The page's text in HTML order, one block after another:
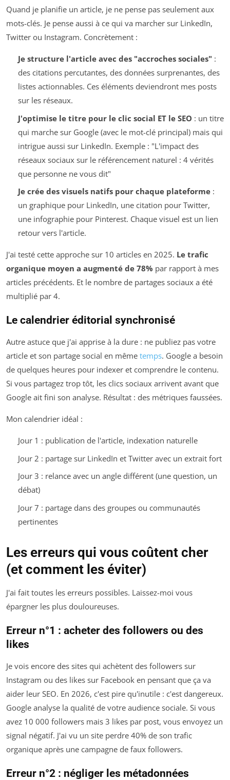
Quand je planifie un article, je ne pense pas seulement aux
mots-clés. Je pense aussi à ce qui va marcher sur LinkedIn,
Twitter ou Instagram. Concrètement :
Je structure l'article avec des "accroches sociales" :
des citations percutantes, des données surprenantes, des
listes actionnables. Ces éléments deviendront mes posts
sur les réseaux.
J'optimise le titre pour le clic social ET le SEO : un titre
qui marche sur Google (avec le mot-clé principal) mais qui
intrigue aussi sur LinkedIn. Exemple : "L'impact des
réseaux sociaux sur le référencement naturel : 4 vérités
que personne ne vous dit"
Je crée des visuels natifs pour chaque plateforme:
un graphique pour LinkedIn, une citation pour Twitter,
une infographie pour Pinterest. Chaque visuel est un lien
retour vers l'article.
J'ai testé cette approche sur 10 articles en 2025. Le trafic
organique moyen a augmenté de 78% par rapport à mes
articles précédents. Et le nombre de partages sociaux a été
multiplié par 4.
Le calendrier éditorial synchronisé
Autre astuce que j'ai apprise à la dure : ne publiez pas votre
article et son partage social en même temps. Google a besoin
de quelques heures pour indexer et comprendre le contenu.
Si vous partagez trop tôt, les clics sociaux arrivent avant que
Google ait fini son analyse. Résultat : des métriques faussées.
Mon calendrier idéal :
Jour 1 : publication de l'article, indexation naturelle
Jour 2 : partage sur LinkedIn et Twitter avec un extrait fort
Jour 3 : relance avec un angle différent (une question, un
débat)
Jour 7 : partage dans des groupes ou communautés
pertinentes
Les erreurs qui vous coûtent cher
(et comment les éviter)
J'ai fait toutes les erreurs possibles. Laissez-moi vous
épargner les plus douloureuses.
Erreur n°1 : acheter des followers ou des
likes
Je vois encore des sites qui achètent des followers sur
Instagram ou des likes sur Facebook en pensant que ça va
aider leur SEO. En 2026, c'est pire qu'inutile : c'est dangereux.
Google analyse la qualité de votre audience sociale. Si vous
avez 10 000 followers mais 3 likes par post, vous envoyez un
signal négatif. J'ai vu un site perdre 40% de son trafic
organique après une campagne de faux followers.
Erreur n°2 : négliger les métadonnées